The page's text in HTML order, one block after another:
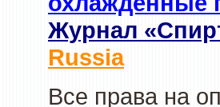
Журнал
Russia
Все права на